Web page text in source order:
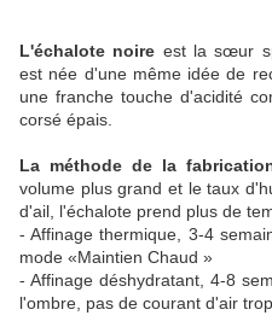
L'échalote noire est la sœur
est née d'une même idée de
une franche touche d'acidité
corsé épais.
La méthode de la
volume plus grand et le taux
d'ail, l'échalote prend plus de
- Affinage thermique, 3-4
mode «Maintien Chaud »
- Affinage déshydratant, 4-8
l'ombre, pas de courant d'air